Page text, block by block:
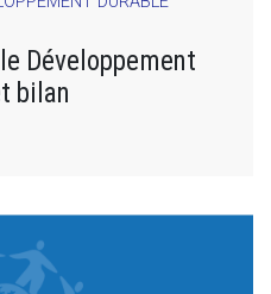
Développement
bilan